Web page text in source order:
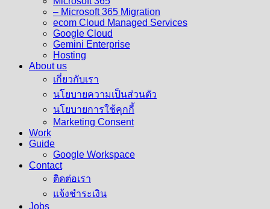
– Microsoft 365 Migration
ecom Cloud Managed Services
Google Cloud
Gemini Enterprise
Hosting
About us
เกี่ยวกับเรา
นโยบายความเป็นส่วนตัว
นโยบายการใช้คุกกี้
Marketing Consent
Work
Guide
Google Workspace
Contact
ติดต่อเรา
แจ้งชำระเงิน
Jobs